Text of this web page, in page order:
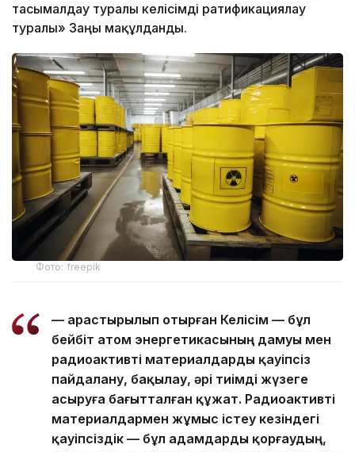
тасымалдау туралы келісімді ратификациялау
туралы» Заңы мақұлданды.
Фото: freepik
— Қарастырылып отырған Келісім — бұл
бейбіт атом энергетикасының дамуы мен
радиоактивті материалдарды қауіпсіз
пайдалану, бақылау, әрі тиімді жүзеге
асыруға бағытталған құжат. Радиоактивті
материалдармен жұмыс істеу кезіндегі
қауіпсіздік — бұл адамдарды қорғаудың,